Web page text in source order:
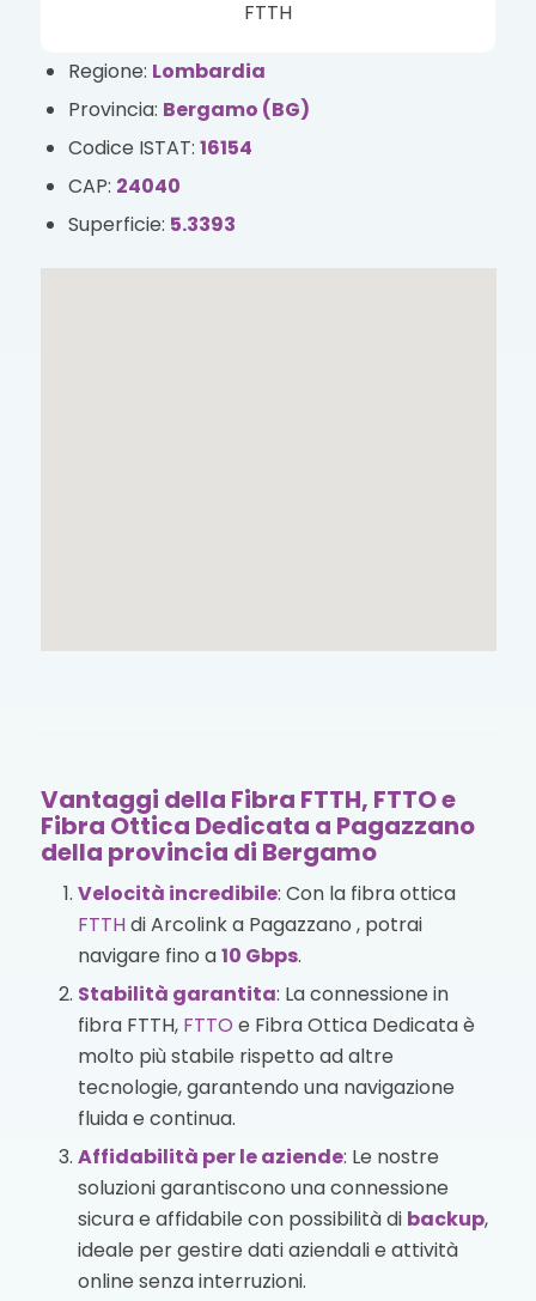
Regione: Lombardia
Provincia: Bergamo (BG)
Codice ISTAT: 16154
CAP: 24040
Superficie: 5.3393
Vantaggi della Fibra FTTH, FTTO e
Fibra Ottica Dedicata a Pagazzano
della provincia di Bergamo
Velocità incredibile: Con la fibra ottica
FTTHdi Arcolink a Pagazzano , potrai
navigare fino a10 Gbps.
Stabilità garantita: La connessione in
fibra FTTH, FTTO e Fibra Ottica Dedicata è
molto più stabile rispetto ad altre
tecnologie, garantendo una navigazione
fluida e continua.
Affidabilità per le aziende: Le nostre
soluzioni garantiscono una connessione
sicura e affidabile con possibilità di backup,
ideale per gestire dati aziendali e attività
online senza interruzioni.